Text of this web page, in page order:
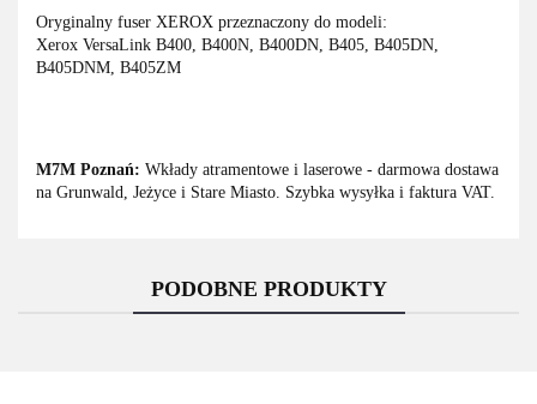
Oryginalny fuser XEROX przeznaczony do modeli:
Xerox VersaLink B400, B400N, B400DN, B405, B405DN,
B405DNM, B405ZM
M7M Poznań: Wkłady atramentowe i laserowe - darmowa dostawa
na Grunwald, Jeżyce i Stare Miasto. Szybka wysyłka i faktura VAT.
PODOBNE PRODUKTY